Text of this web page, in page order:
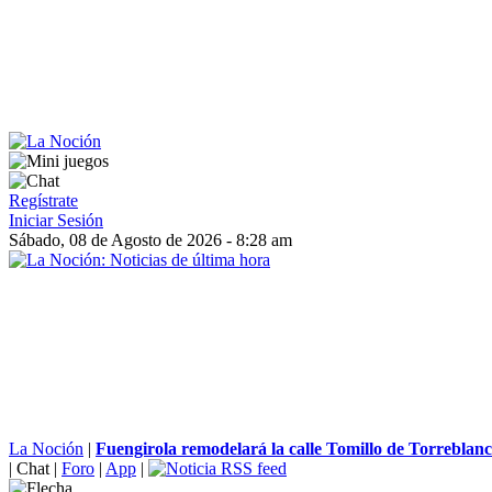
Regístrate
Iniciar Sesión
Sábado, 08 de Agosto de 2026 - 8:28 am
La Noción | Fuengirola remodelará la calle Tomillo de
| Chat | Foro | App |